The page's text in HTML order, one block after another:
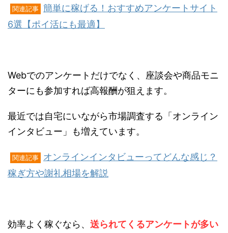
関連記事 簡単に稼げる！おすすめアンケートサイト
6選【ポイ活にも最適】
Webでのアンケートだけでなく、座談会や商品モニ
ターにも参加すれば高報酬が狙えます。
最近では自宅にいながら市場調査する「オンライン
インタビュー」も増えています。
関連記事
オンラインインタビューってどんな感じ？
稼ぎ方や謝礼相場を解説
効率よく稼ぐなら、 送られてくるアンケートが多い